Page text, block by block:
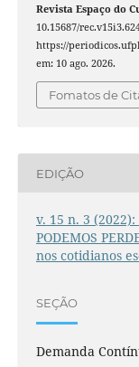
Revista Espaço do
10.15687/
https://
em: 10 ago. 2026.
Fomatos de
EDIÇÃO
v. 15 n. 3 (2022):
PODEMOS
nos cotidianos
SEÇÃO
Demanda